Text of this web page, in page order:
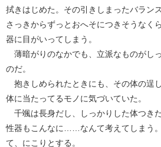
拭きはじめた。その引きしまったバラン
さっきからずっとおへそにつきそうなく
器に目がいってしまう。
薄暗がりのなかでも、立派なものがし
のだ。
抱きしめられたときにも、その体の
体に当たってるモノに気づいていた。
千颯は長身だし、しっかりした体つき
性器もこんなに……なんて考えてしまう
て、にこりとする。